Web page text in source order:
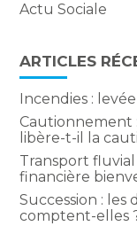
Actu Sociale
ARTICLES
Incendies :
Cautionnement
libère-t-il la
Transport
financière
Succession :
comptent-elles